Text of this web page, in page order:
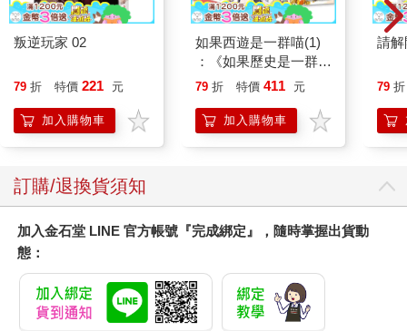
叛逆玩家 02
79 折 特價 221 元
加入購物車
如果西遊是一群喵(1)
：《如果歷史是一群
喵》作者最新力作，附
79 折 特價 411 元
加入購物車
請解
79 折
訂購/退換貨須知
加入金石堂 LINE 官方帳號『完成綁定』，隨時掌握出貨動
態：